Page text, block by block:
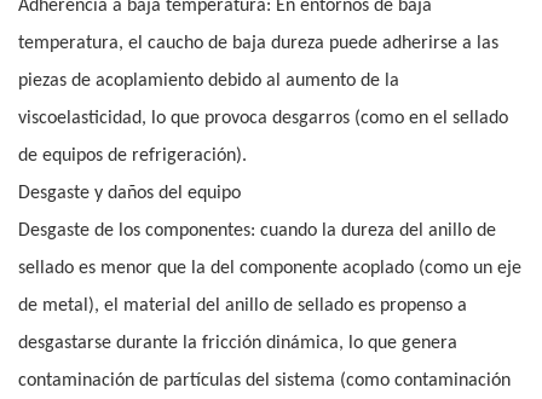
Adherencia a baja temperatura: En entornos de baja
temperatura, el caucho de baja dureza puede adherirse a las
piezas de acoplamiento debido al aumento de la
viscoelasticidad, lo que provoca desgarros (como en el sellado
de equipos de refrigeración).
Desgaste y daños del equipo
Desgaste de los componentes: cuando la dureza del anillo de
sellado es menor que la del componente acoplado (como un eje
de metal), el material del anillo de sellado es propenso a
desgastarse durante la fricción dinámica, lo que genera
contaminación de partículas del sistema (como contaminación